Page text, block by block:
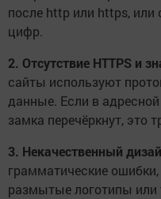
после http или https, или
цифр.
2. Отсутствие HTTPS и
сайты используют
данные. Если в адресной
замка перечёркнут, это
3. Некачественный
грамматические
размытые логотипы